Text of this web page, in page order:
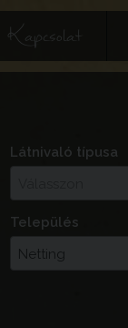
Kapcsolat
Látnivaló típusa
Település
Netting